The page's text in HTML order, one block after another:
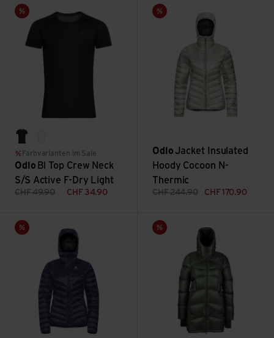
Sale
black
Farbvarianten im Sale
Odlo Bl Top Crew Neck
S/S Active F-Dry Light
CHF49.90 CHF 34.90
Bl Top Crew Neck S/S Active F-Dry Light ansehen
Sale
OdloJacket Insulated
Hoody Cocoon N-
Thermic
CHF244.90 CHF 170.90
Jacket Insulated Hoody
Sale
Jacket Hoody Air Cocoon ansehen
Sale
Parka Cocoon X Parka ansehen